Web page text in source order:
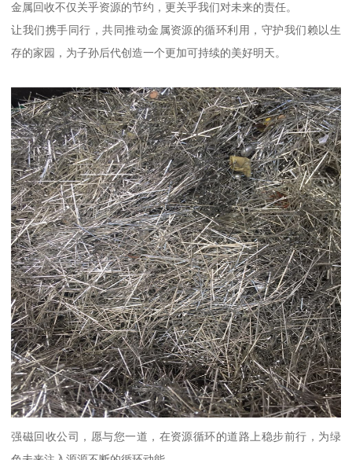
金属回收不仅关乎资源的节约，更关乎我们对未来的责任。
让我们携手同行，共同推动金属资源的循环利用，守护我们赖以生
存的家园，为子孙后代创造一个更加可持续的美好明天。
强磁回收公司，愿与您一道，在资源循环的道路上稳步前行，为绿